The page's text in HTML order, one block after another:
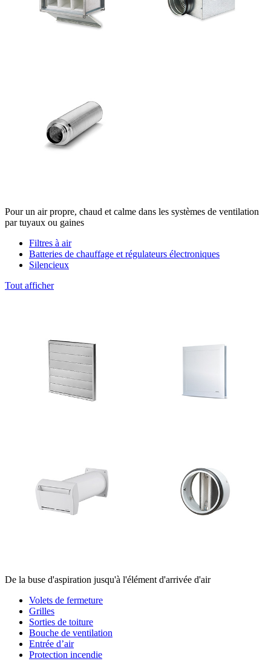
Pour un air propre, chaud et calme dans les systèmes de ventilation
par tuyaux ou gaines
Filtres à air
Batteries de chauffage et régulateurs électroniques
Silencieux
Tout afficher
De la buse d'aspiration jusqu'à l'élément d'arrivée d'air
Volets de fermeture
Grilles
Sorties de toiture
Bouche de ventilation
Entrée d’air
Protection incendie